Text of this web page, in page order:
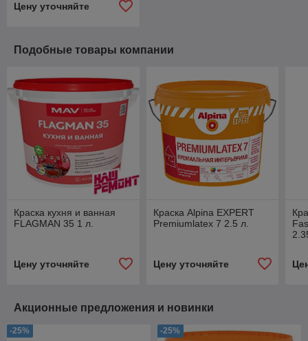
Цену уточняйте
Подобные товары компании
Краска кухня и ванная
FLAGMAN 35 1 л.
Цену уточняйте
Краска Alpina EXPERT
Premiumlatex 7 2.5 л.
Цену уточняйте
Акционные предложения и новинки
-25% -25%